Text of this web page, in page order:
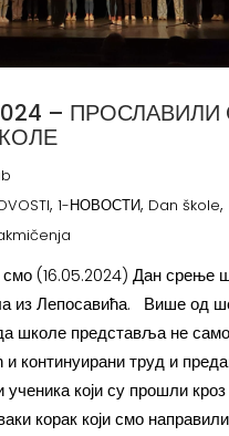
–
, 1-НОВОСТИ, Dan škole,
(16.05.2024) Дан срење
из Лепосавића. Више од
школе представља не
и континуирани труд и
ученика који су прошли
корак који смо